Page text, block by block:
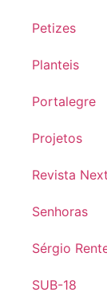
Petizes
Planteis
Portalegre
Projetos
Revista
Senhoras
Sérgio
SUB-18